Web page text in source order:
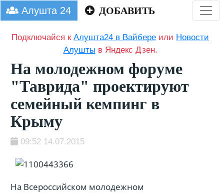
Алушта 24 ДОБАВИТЬ
Подключайся кАлушта24 в Вайбере или Новости
Алушты в Яндекс Дзен.
На молодежном форуме
"Таврида" проектируют
семейный кемпинг в
Крыму
09:52 14.07.2015
На Всероссийском молодежном